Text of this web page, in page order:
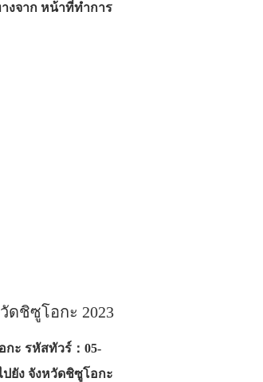
งจาก หน้าที่ทำการ
ดชิซูโอกะ 2023
ะ รหัสทัวร์：05-
ปยัง จังหวัดชิซูโอกะ